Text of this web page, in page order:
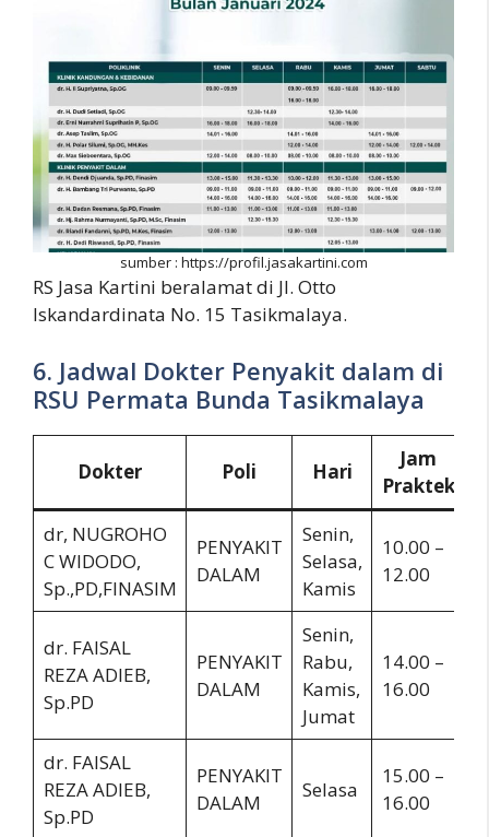
sumber : https://profil.jasakartini.com
RS Jasa Kartini beralamat di Jl. Otto
Iskandardinata No. 15 Tasikmalaya.
6. Jadwal Dokter Penyakit dalam di
RSU Permata Bunda Tasikmalaya
Dokter Poli Hari
Jam
Praktek
dr, NUGROHO
C WIDODO,
Sp.,PD,FINASIM
PENYAKIT
DALAM
Senin,
Selasa,
Kamis
10.00 –
12.00
dr. FAISAL
REZA ADIEB,
Sp.PD
PENYAKIT
DALAM
Senin,
Rabu,
Kamis,
Jumat
14.00 –
16.00
dr. FAISAL
REZA ADIEB,
Sp.PD
PENYAKIT
DALAM
Selasa
15.00 –
16.00